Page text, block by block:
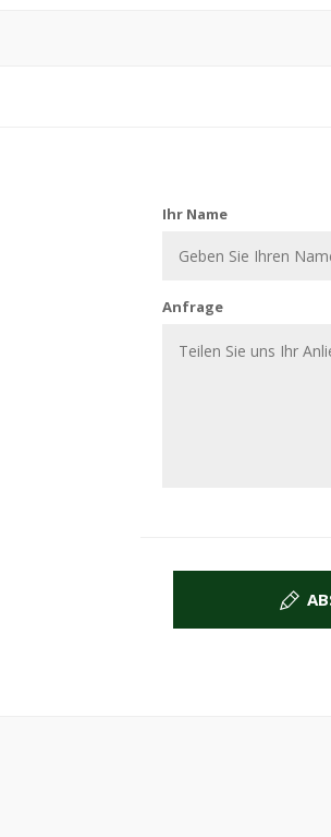
Ihr Name
Anfrage